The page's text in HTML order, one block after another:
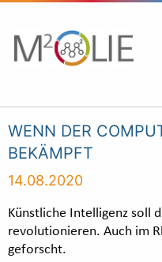
WENN DER
BEKÄMPFT
14.08.2020
Künstliche Intelligenz soll
revolutionieren. Auch im
geforscht.